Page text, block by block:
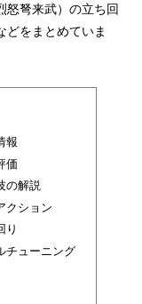
怒弩来武）の立ち回
どをまとめていま
報
価
の解説
クション
り
チューニング